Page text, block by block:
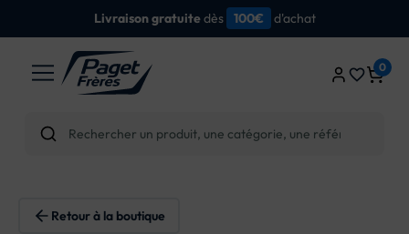
Livraison gratuitedès 100€ d'achat
0
favorite_border
Retour à la boutique